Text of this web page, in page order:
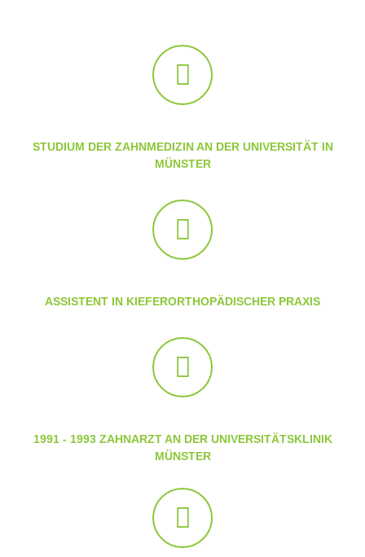
STUDIUM DER ZAHNMEDIZIN AN DER UNIVERSITÄT IN
MÜNSTER
ASSISTENT IN KIEFERORTHOPÄDISCHER PRAXIS
1991 - 1993 ZAHNARZT AN DER UNIVERSITÄTSKLINIK
MÜNSTER